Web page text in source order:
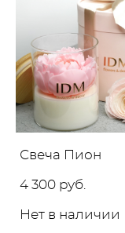
Свеча Пион
4 300 pуб.
Нет в наличии